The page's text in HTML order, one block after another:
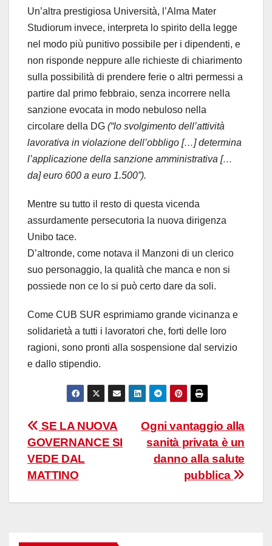
Un’altra prestigiosa Università, l’Alma Mater
Studiorum invece, interpreta lo spirito della legge
nel modo più punitivo possibile per i dipendenti, e
non risponde neppure alle richieste di chiarimento
sulla possibilità di prendere ferie o altri permessi a
partire dal primo febbraio, senza incorrere nella
sanzione evocata in modo nebuloso nella
circolare della DG (“lo svolgimento dell’attività
lavorativa in violazione dell’obbligo […] determina
l’applicazione della sanzione amministrativa […
da] euro 600 a euro 1.500”).
Mentre su tutto il resto di questa vicenda
assurdamente persecutoria la nuova dirigenza
Unibo tace.
D’altronde, come notava il Manzoni di un clerico
suo personaggio, la qualità che manca e non si
possiede non ce lo si può certo dare da soli.
Come CUB SUR esprimiamo grande vicinanza e
solidarietà a tutti i lavoratori che, forti delle loro
ragioni, sono pronti alla sospensione dal servizio
e dallo stipendio.
Navigazione
articoli
Ogni vantaggio alla
sanità privata è un
danno alla salute
pubblica
SE LA NUOVA
GOVERNANCE SI
VEDE DAL
MATTINO